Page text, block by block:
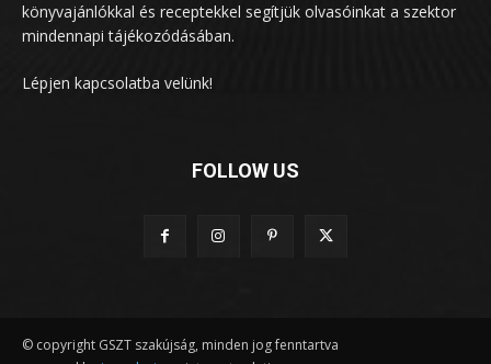
könyvajánlókkal és receptekkel segítjük olvasóinkat a szektor
mindennapi tájékozódásában.
Lépjen kapcsolatba velünk!
FOLLOW US
© copyright GSZT szakújság, minden jog fenntartva